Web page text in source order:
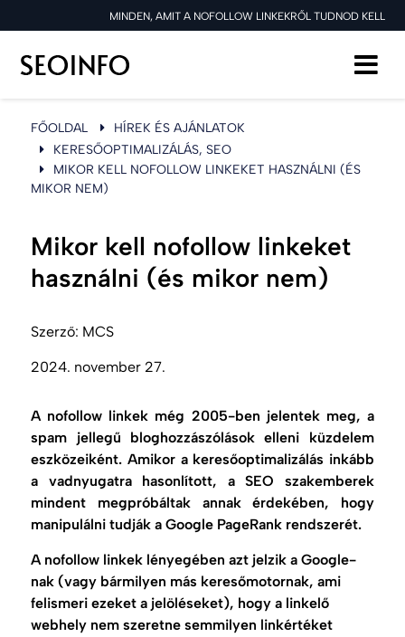
MINDEN, AMIT A NOFOLLOW LINKEKRŐL TUDNOD KELL
FŐOLDAL
HÍREK ÉS AJÁNLATOK
KERESŐOPTIMALIZÁLÁS, SEO
MIKOR KELL NOFOLLOW LINKEKET HASZNÁLNI (ÉS
MIKOR NEM)
Mikor kell nofollow linkeket
használni (és mikor nem)
Szerző: MCS
2024. november 27.
A nofollow linkek még 2005-ben jelentek meg, a
spam jellegű bloghozzászólások elleni küzdelem
eszközeiként. Amikor a keresőoptimalizálás inkább
a vadnyugatra hasonlított, a SEO szakemberek
mindent megpróbáltak annak érdekében, hogy
manipulálni tudják a Google PageRank rendszerét.
A nofollow linkek lényegében azt jelzik a Google-
nak (vagy bármilyen más keresőmotornak, ami
felismeri ezeket a jelöléseket), hogy a linkelő
webhely nem szeretne semmilyen linkértéket